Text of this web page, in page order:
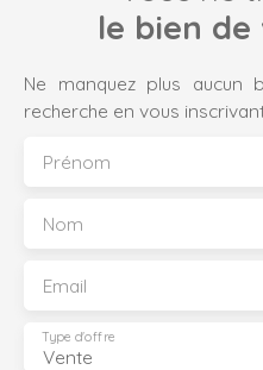
le bien de
Ne manquez plus aucun
recherche en vous
Prénom
Nom
Email
Vente
Type d'offre